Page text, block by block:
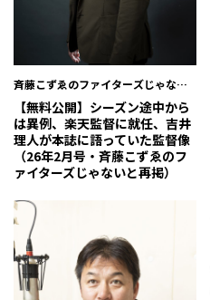
斉藤こずゑのファイターズじゃない
と【無料公開】シーズン途中から
は異例、楽天監督に就任、吉井
理人が本誌に語っていた監督像
（26年2月号・斉藤こずゑのフ
ァイターズじゃないと再掲）